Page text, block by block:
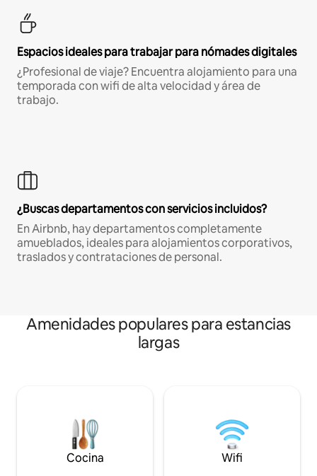
Espacios ideales para trabajar para nómades digitales
¿Profesional de viaje? Encuentra alojamiento para una
temporada con wifi de alta velocidad y área de
trabajo.
¿Buscas departamentos con servicios incluidos?
En Airbnb, hay departamentos completamente
amueblados, ideales para alojamientos corporativos,
traslados y contrataciones de personal.
Amenidades populares para estancias
largas
Cocina Wifi